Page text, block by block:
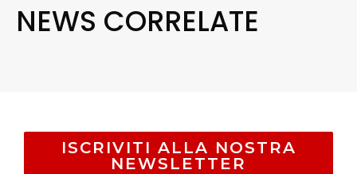
NEWS CORRELATE
ISCRIVITI ALLA NOSTRA
NEWSLETTER